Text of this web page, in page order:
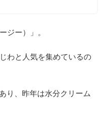
ジー）」。
わと人気を集めているの
り、昨年は水分クリーム